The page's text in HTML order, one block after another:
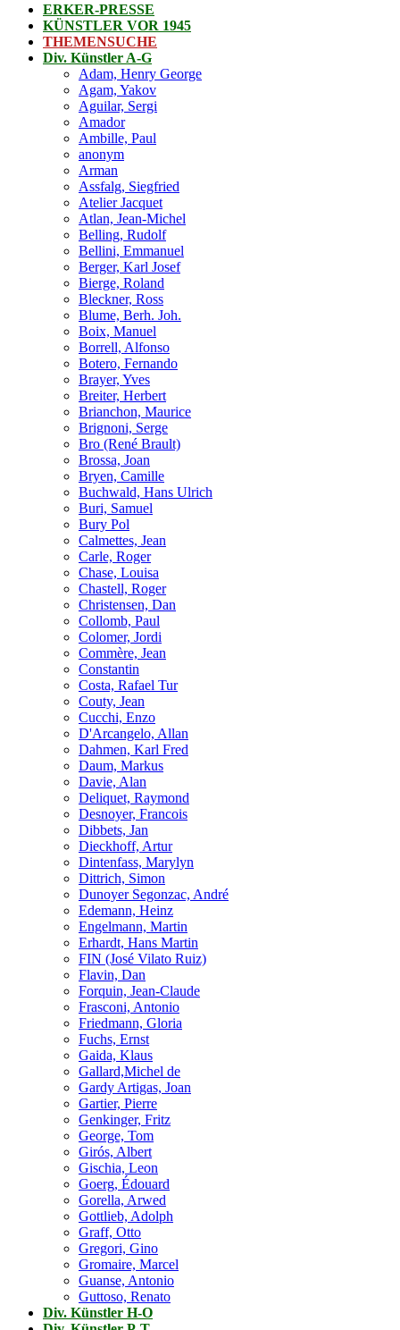
ERKER-PRESSE
KÜNSTLER VOR 1945
THEMENSUCHE
Div. Künstler A-G
Adam, Henry George
Agam, Yakov
Aguilar, Sergi
Amador
Ambille, Paul
anonym
Arman
Assfalg, Siegfried
Atelier Jacquet
Atlan, Jean-Michel
Belling, Rudolf
Bellini, Emmanuel
Berger, Karl Josef
Bierge, Roland
Bleckner, Ross
Blume, Berh. Joh.
Boix, Manuel
Borrell, Alfonso
Botero, Fernando
Brayer, Yves
Breiter, Herbert
Brianchon, Maurice
Brignoni, Serge
Bro (René Brault)
Brossa, Joan
Bryen, Camille
Buchwald, Hans Ulrich
Buri, Samuel
Bury Pol
Calmettes, Jean
Carle, Roger
Chase, Louisa
Chastell, Roger
Christensen, Dan
Collomb, Paul
Colomer, Jordi
Commère, Jean
Constantin
Costa, Rafael Tur
Couty, Jean
Cucchi, Enzo
D'Arcangelo, Allan
Dahmen, Karl Fred
Daum, Markus
Davie, Alan
Deliquet, Raymond
Desnoyer, Francois
Dibbets, Jan
Dieckhoff, Artur
Dintenfass, Marylyn
Dittrich, Simon
Dunoyer Segonzac, André
Edemann, Heinz
Engelmann, Martin
Erhardt, Hans Martin
FIN (José Vilato Ruiz)
Flavin, Dan
Forquin, Jean-Claude
Frasconi, Antonio
Friedmann, Gloria
Fuchs, Ernst
Gaida, Klaus
Gallard,Michel de
Gardy Artigas, Joan
Gartier, Pierre
Genkinger, Fritz
George, Tom
Girós, Albert
Gischia, Leon
Goerg, Édouard
Gorella, Arwed
Gottlieb, Adolph
Graff, Otto
Gregori, Gino
Gromaire, Marcel
Guanse, Antonio
Guttoso, Renato
Div. Künstler H-O